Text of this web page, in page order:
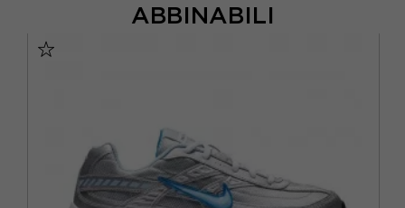
ABBINABILI